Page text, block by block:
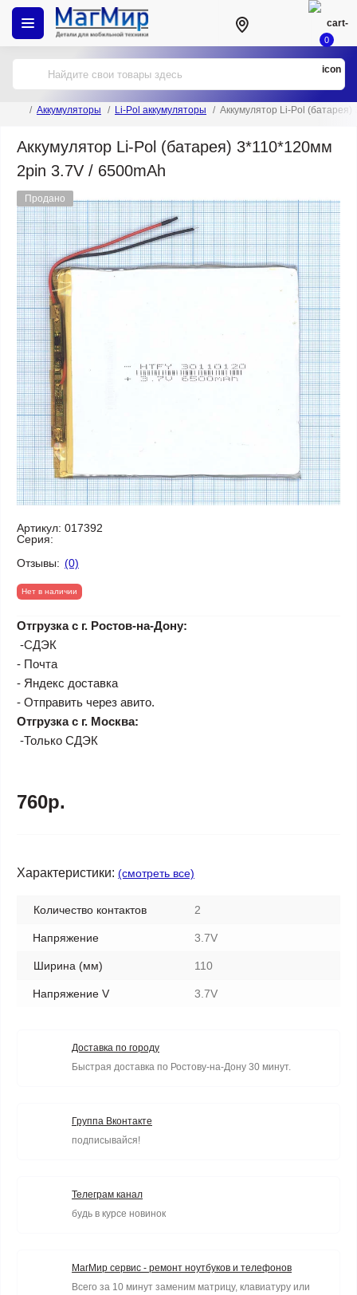
0
Аккумуляторы Li-Pol аккумуляторы Аккумулятор Li-Pol
Аккумулятор Li-Pol (батарея) 3*110*120мм
2pin 3.7V / 6500mAh
Продано
Артикул: 017392
Серия:
Отзывы: (0)
Нет в наличии
Отгрузка с г. Ростов-на-Дону:
-СДЭК
- Почта
- Яндекс доставка
- Отправить через авито.
Отгрузка с г. Москва:
-Только СДЭК
760р.
Характеристики: (смотреть все)
Количество контактов 2
Напряжение 3.7V
Ширина (мм) 110
Напряжение V 3.7V
Доставка по городу
Быстрая доставка по Ростову-на-Дону 30 минут.
Группа Вконтакте
подписывайся!
Телеграм канал
будь в курсе новинок
МагМир сервис - ремонт ноутбуков и телефонов
Всего за 10 минут заменим матрицу, клавиатуру или